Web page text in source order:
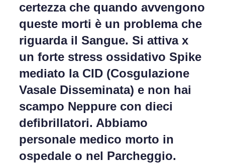
certezza che quando avvengono
queste morti è un problema che
riguarda il Sangue. Si attiva x
un forte stress ossidativo Spike
mediato la CID (Cosgulazione
Vasale Disseminata) e non hai
scampo Neppure con dieci
defibrillatori. Abbiamo
personale medico morto in
ospedale o nel Parcheggio.